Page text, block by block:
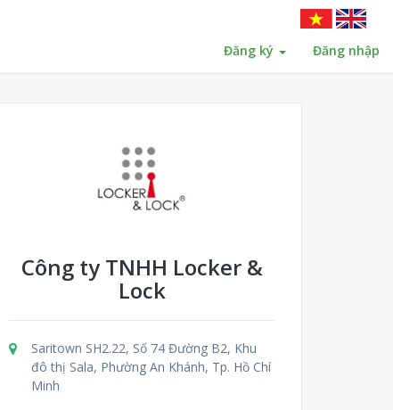
Đăng ký
Đăng nhập
Công ty TNHH Locker &
Lock
Saritown SH2.22, Số 74 Đường B2, Khu
đô thị Sala, Phường An Khánh, Tp. Hồ Chí
Minh